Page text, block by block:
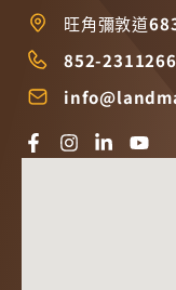
旺角彌敦道
852-